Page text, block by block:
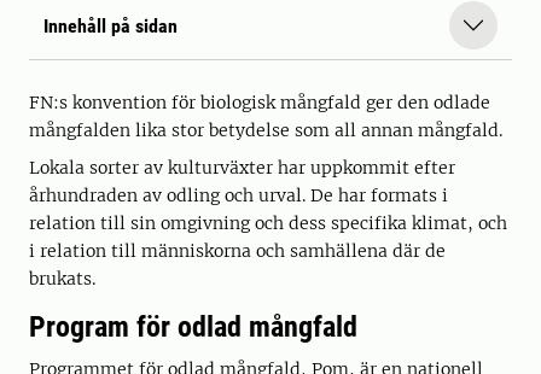
Innehåll på sidan
FN:s konvention för biologisk mångfald ger den odlade
mångfalden lika stor betydelse som all annan mångfald.
Lokala sorter av kulturväxter har uppkommit efter
århundraden av odling och urval. De har formats i
relation till sin omgivning och dess specifika klimat, och
i relation till människorna och samhällena där de
brukats.
Program för odlad mångfald
Programmet för odlad mångfald, Pom, är en nationell